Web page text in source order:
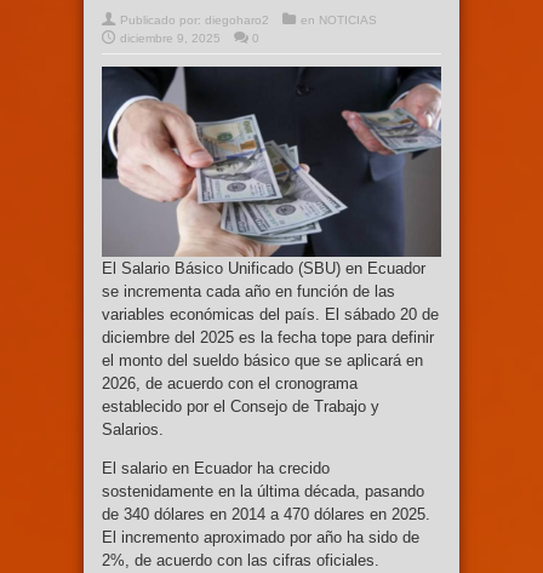
Publicado por: diegoharo2 en NOTICIAS
diciembre 9, 2025
0
El Salario Básico Unificado (SBU) en Ecuador
se incrementa cada año en función de las
variables económicas del país. El sábado 20 de
diciembre del 2025 es la fecha tope para definir
el monto del sueldo básico que se aplicará en
2026, de acuerdo con el cronograma
establecido por el Consejo de Trabajo y
Salarios.
El salario en Ecuador ha crecido
sostenidamente en la última década, pasando
de 340 dólares en 2014 a 470 dólares en 2025.
El incremento aproximado por año ha sido de
2%, de acuerdo con las cifras oficiales.